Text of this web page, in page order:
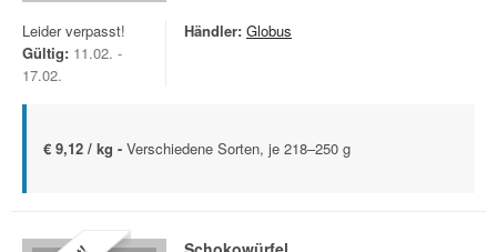
Leider verpasst!
Gültig: 11.02. -
17.02.
Händler: Globus
€ 9,12 / kg - Verschiedene Sorten, je 218–250 g